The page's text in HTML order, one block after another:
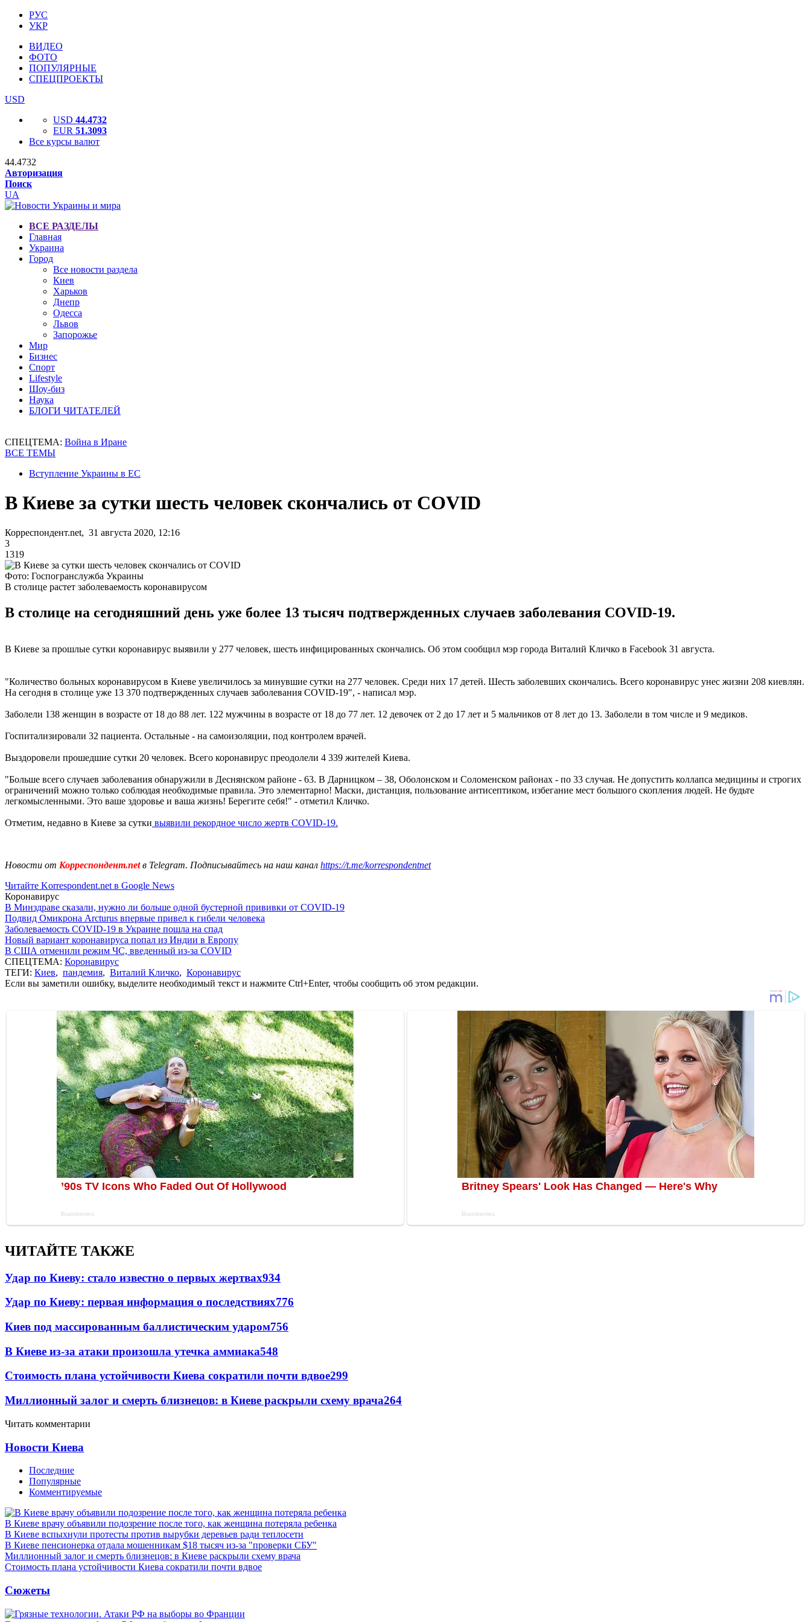
РУС
УКР
ВИДЕО
ФОТО
ПОПУЛЯРНЫЕ
СПЕЦПРОЕКТЫ
USD
USD 44.4732
EUR 51.3093
Все курсы валют
44.4732
Авторизация
Поиск
UA
ВСЕ РАЗДЕЛЫ
Главная
Украина
Город
Все новости раздела
Киев
Харьков
Днепр
Одесса
Львов
Запорожье
Мир
Бизнес
Спорт
Lifestyle
Шоу-биз
Наука
БЛОГИ ЧИТАТЕЛЕЙ
СПЕЦТЕМА: Война в Иране
ВСЕ ТЕМЫ
Вступление Украины в ЕС
В Киеве за сутки шесть человек скончались от COVID
Корреспондент.net, 31 августа 2020, 12:16
3
1319
Фото: Госпогранслужба Украины
В столице растет заболеваемость коронавирусом
В столице на сегодняшний день уже более 13 тысяч подтвержденных случаев заболевания COVID-19.
В Киеве за прошлые сутки коронавирус выявили у 277 человек, шесть инфицированных скончались. Об этом сообщил мэр города Виталий Кличко в Facebook 31 августа.
"Количество больных коронавирусом в Киеве увеличилось за минувшие сутки на 277 человек. Среди них 17 детей. Шесть заболевших скончались. Всего коронавирус унес жизни 208 киевлян.
На сегодня в столице уже 13 370 подтвержденных случаев заболевания COVID-19", - написал мэр.
Заболели 138 женщин в возрасте от 18 до 88 лет. 122 мужчины в возрасте от 18 до 77 лет. 12 девочек от 2 до 17 лет и 5 мальчиков от 8 лет до 13. Заболели в том числе и 9 медиков.
Госпитализировали 32 пациента. Остальные - на самоизоляции, под контролем врачей.
Выздоровели прошедшие сутки 20 человек. Всего коронавирус преодолели 4 339 жителей Киева.
"Больше всего случаев заболевания обнаружили в Деснянском районе - 63. В Дарницком – 38, Оболонском и Соломенском районах - по 33 случая. Не допустить коллапса медицины и строгих
ограничений можно только соблюдая необходимые правила. Это элементарно! Маски, дистанция, пользование антисептиком, избегание мест большого скопления людей. Не будьте
легкомысленными. Это ваше здоровье и ваша жизнь! Берегите себя!" - отметил Кличко.
Отметим, недавно в Киеве за сутки выявили рекордное число жертв COVID-19.
Новости от Корреспондент.netв Telegram. Подписывайтесь на наш канал https://t.me/korrespondentnet
Читайте Korrespondent.net в Google News
Коронавирус
В Минздраве сказали, нужно ли больше одной бустерной прививки от COVID-19
Подвид Омикрона Arcturus впервые привел к гибели человека
Заболеваемость COVID-19 в Украине пошла на спад
Новый вариант коронавируса попал из Индии в Европу
В США отменили режим ЧС, введенный из-за COVID
СПЕЦТЕМА: Коронавирус
ТЕГИ: Киев, пандемия, Виталий Кличко, Коронавирус
Если вы заметили ошибку, выделите необходимый текст и нажмите Ctrl+Enter, чтобы сообщить об этом редакции.
ЧИТАЙТЕ ТАКЖЕ
Удар по Киеву: стало известно о первых жертвах934
Удар по Киеву: первая информация о последствиях776
Киев под массированным баллистическим ударом756
В Киеве из-за атаки произошла утечка аммиака548
Стоимость плана устойчивости Киева сократили почти вдвое299
Миллионный залог и смерть близнецов: в Киеве раскрыли схему врача264
Читать комментарии
Новости Киева
Последние
Популярные
Комментируемые
В Киеве врачу объявили подозрение после того, как женщина потеряла ребенка
В Киеве вспыхнули протесты против вырубки деревьев ради теплосети
В Киеве пенсионерка отдала мошенникам $18 тысяч из-за "проверки СБУ"
Миллионный залог и смерть близнецов: в Киеве раскрыли схему врача
Стоимость плана устойчивости Киева сократили почти вдвое
Сюжеты